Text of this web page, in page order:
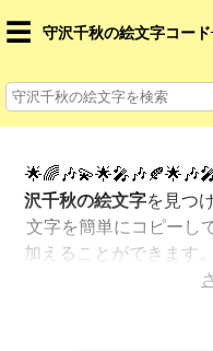
☰ 守沢千秋の絵文字コード
沢千秋の絵文字を見つ
文字を簡単にコピーし
加えることができます
る順に表示しました。